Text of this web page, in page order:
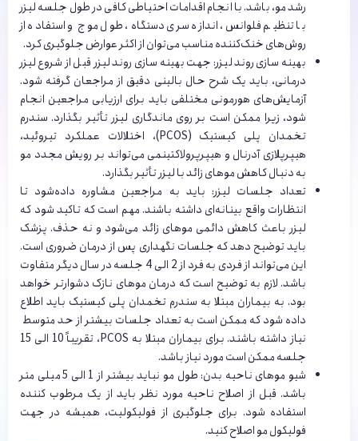
رشد مو، باشد. با انجام اقدامات احتیاطی کافی در طول جلسه لیزر
با تنظیم فلوانس، اندازه سری دستگاه، طول موج و استفاده از
روش‌های خنک‌کننده مناسب می‌توان از اکثر عوارض جلوگیری کرد.
بهینه سازی روند لیزر: جهت بهینه سازی روند لیزر قبل از شروع لیزر
درمانی، باید یک شرح حال بالینی دقیق از مراجعان گرفته شود.
آزمایش‌های هورمونی مختلفی باید برای ارزیابی مراجعین انجام
شود، زیرا ممکن است بر روی ماندگاری لیزر تأثیر بگذارد. سندرم
تخمدان پلی کیستیک (PCOS)، اختلالات عملکرد تیروئید،
هیپرپلازی آدرنال و هیپرپرولاکتینمی می‌تواند بر رویش مجدد مو
به دنبال کاهش موهای زائد با لیزر تأثیر بگذارد.
تعداد جلسات لیزر: باید به مراجعین مشاوره داده‌شود تا
انتظارات واقع بینانه‌ای داشته باشند. مهم است که تاکید شود که
لیزر باعث کاهش دائمی موهای زائد می‌شود و نه حذف. پزشک
باید توضیح دهد که جلسات نگهداری پس از درمان ضروری است.
این می‌تواند از فردی به فرد از 2 الی 4 جلسه در سال دیگر متفاوت
باشد. لازم به توضیح است که درمان موهای نازک دشوارتر خواهد
بود. به بیماران مبتلا به سندرم تخمدان پلی کیستیک باید اطلاع
داده شود که ممکن است به تعداد جلسات بیشتر از حد متوسط ​​
نیاز داشته باشند. برای بیماران مبتلا به PCOS، تقریباً 10 الی 15
جلسه ممکن است مورد نیاز باشد.
شیو موهای ناحیه بدن: طول مو نباید بیشتر از 1 الی 5 میلی متر
باشد. قبل از اصلاح ناحیه مورد نظر باید از یک مرطوب کننده
استفاده شود. برای جلوگیری از فولیکولیت، همیشه در جهت
فولیکول مو اصلاح کنید.